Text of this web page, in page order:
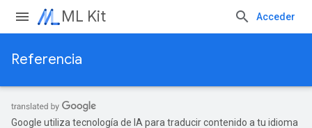
ML Kit Acceder
Referencia
Google utiliza tecnología de IA para traducir contenido a tu idioma